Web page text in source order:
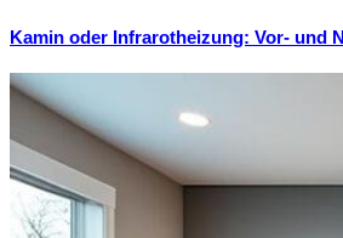
Kamin oder Infrarotheizung: Vor- und